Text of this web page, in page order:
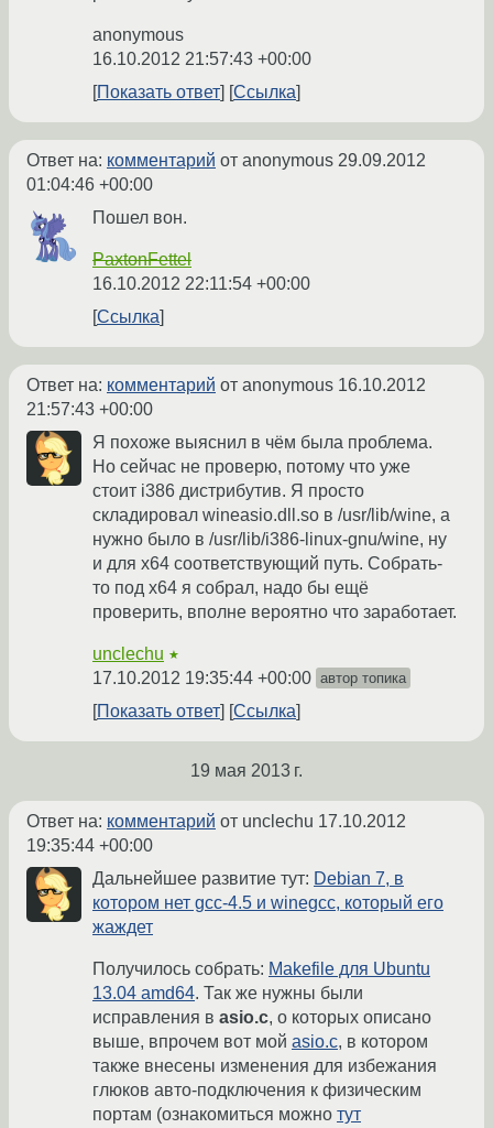
anonymous
16.10.2012 21:57:43 +00:00
Показать ответ
Ссылка
Ответ на: комментарий от anonymous 29.09.2012
01:04:46 +00:00
Пошел вон.
PaxtonFettel
16.10.2012 22:11:54 +00:00
Ссылка
Ответ на: комментарий от anonymous 16.10.2012
21:57:43 +00:00
Я похоже выяснил в чём была проблема.
Но сейчас не проверю, потому что уже
стоит i386 дистрибутив. Я просто
складировал wineasio.dll.so в /usr/lib/wine, а
нужно было в /usr/lib/i386-linux-gnu/wine, ну
и для x64 соответствующий путь. Собрать-
то под x64 я собрал, надо бы ещё
проверить, вполне вероятно что заработает.
unclechu ★
17.10.2012 19:35:44 +00:00 автор топика
Показать ответ Ссылка
19 мая 2013 г.
Ответ на: комментарий от unclechu 17.10.2012
19:35:44 +00:00
Дальнейшее развитие тут: Debian 7, в
котором нет gcc-4.5 и winegcc, который его
жаждет
Получилось собрать: Makefile для Ubuntu
13.04 amd64. Так же нужны были
исправления в asio.c, о которых описано
выше, впрочем вот мой asio.c, в котором
также внесены изменения для избежания
глюков авто-подключения к физическим
портам (ознакомиться можно тут